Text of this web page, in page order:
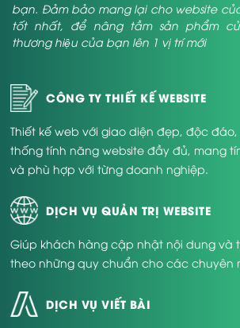
bạn. Đảm bảo mang lại cho website
tốt nhất, để nâng tầm sản phẩm
thương hiệu của bạn lên 1 vị trí mới
CÔNG TY THIẾT KẾ WEBSITE
Thiết kế web với giao diện đẹp, độc đáo,
thống tính năng website đầy đủ, mang
và phù hợp với từng doanh nghiệp.
DỊCH VỤ QUẢN TRỊ WEBSITE
Giúp khách hàng cập nhật nội dung và
theo những quy chuẩn cho các chuyên
DỊCH VỤ VIẾT BÀI